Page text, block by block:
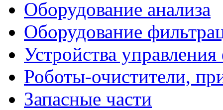
Оборудование анализа
Оборудование
Устройства
Роботы-очистители,
Запасные части